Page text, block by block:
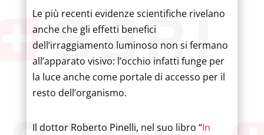
Le più recenti evidenze scientifiche rivelano
anche che gli effetti benefici
dell’irraggiamento luminoso non si fermano
all’apparato visivo: l’occhio infatti funge per
la luce anche come portale di accesso per il
resto dell’organismo.
Il dottor Roberto Pinelli, nel suo libro “In